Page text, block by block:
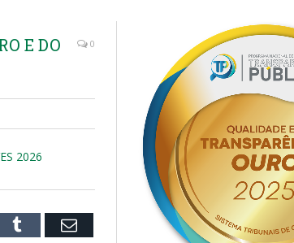
E DO
0
2026
Tumblr Email